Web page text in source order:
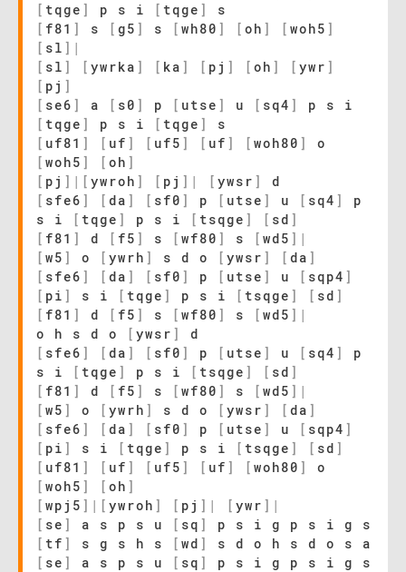
[ tqge ] p s i [ tqge ]
s
[ f81 ] s [ g5 ] s [ wh80 ] [ oh ] [ woh5 ]
[ sl ] |
[ sl ] [ ywrka ] [ ka ] [ pj ] [ oh ] [ ywr ]
[ pj ]
[ se6 ] a [ s0 ] p [ utse ] u [ sq4 ]
p s i
[ tqge ] p s i [ tqge ]
s
[ uf81 ] [ uf ] [ uf5 ] [ uf ] [ woh80 ]
o
[ woh5 ] [ oh ]
[ pj ] | [ ywroh ] [ pj ] | [ ywsr ]
d
[ sfe6 ] [ da ] [ sf0 ] p [ utse ] u [ sq4 ]
p
s i
[ tqge ] p s i [ tsqge ] [ sd ]
[ f81 ] d [ f5 ] s [ wf80 ] s [ wd5 ] |
[ w5 ] o [ ywrh ] s d o [ ywsr ] [ da ]
[ sfe6 ] [ da ] [ sf0 ] p [ utse ] u [ sqp4 ]
[ pi ] s i [ tqge ] p s i [ tsqge ] [ sd ]
[ f81 ] d [ f5 ] s [ wf80 ] s [ wd5 ] |
o h s d o
[ ywsr ]
d
[ sfe6 ] [ da ] [ sf0 ] p [ utse ] u [ sq4 ]
p
s i
[ tqge ] p s i [ tsqge ] [ sd ]
[ f81 ] d [ f5 ] s [ wf80 ] s [ wd5 ] |
[ w5 ] o [ ywrh ] s d o [ ywsr ] [ da ]
[ sfe6 ] [ da ] [ sf0 ] p [ utse ] u [ sqp4 ]
[ pi ] s i [ tqge ] p s i [ tsqge ] [ sd ]
[ uf81 ] [ uf ] [ uf5 ] [ uf ] [ woh80 ]
o
[ woh5 ] [ oh ]
[ wpj5 ] | [ ywroh ] [ pj ] | [ ywr ] |
[ se ] a s p s u [ sq ]
p s i g p s i g s
[ tf ] s g s h s [ wd ]
s d o h s d o s a
[ se ] a s p s u [ sq ]
p s i g p s i g s